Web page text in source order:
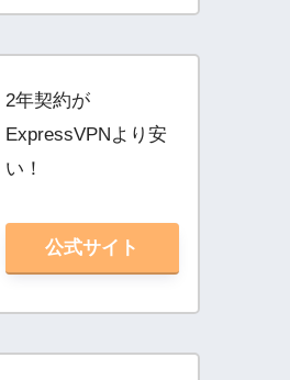
2年契約が
ExpressVPNより安
い！
公式サイト